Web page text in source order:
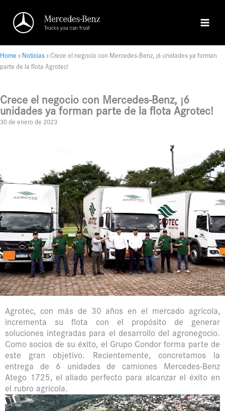
contenido
Home » Noticias » Crece el negocio con Mercedes-Benz, ¡6 unidades ya forman
parte de la flota Agrotec!
Crece el negocio con Mercedes-Benz, ¡6
unidades ya forman parte de la flota Agrotec!
30 de enero de 2023
Agrotec, con más de 30 años en el mercado agrícola,
incrementa su flota con el propósito de generar
soluciones integradas para el desarrollo del agronegocio.
Como socios de su éxito, el Grupo Condor forma parte de
este gran objetivo. Recientemente, concretamos la
entrega de 6 unidades de camiones Mercedes-Benz
Atego 1725, el aliado perfecto para alcanzar el éxito en
el rubro agrícola.